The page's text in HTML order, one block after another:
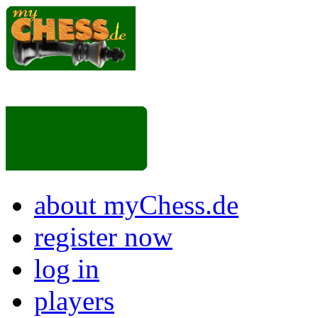
about myChess.de
register now
log in
players